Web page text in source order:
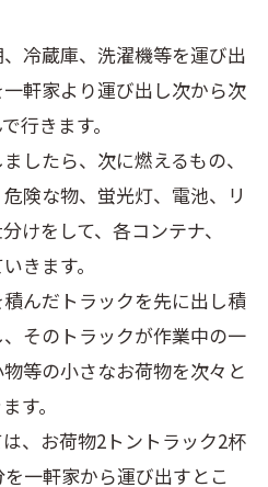
冷蔵庫、洗濯機等を運び出
軒家より運び出し次から次
行きます。
したら、次に燃えるもの、
険な物、蛍光灯、電池、リ
けをして、各コンテナ、
きます。
んだトラックを先に出し積
そのトラックが作業中の一
等の小さなお荷物を次々と
す。
、お荷物2トントラック2杯
一軒家から運び出すとこ